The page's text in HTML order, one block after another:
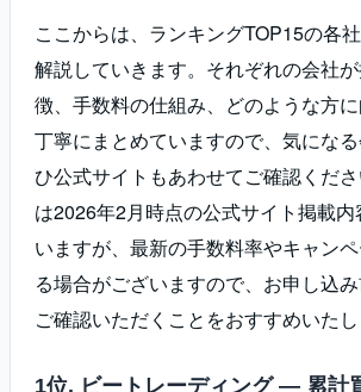
ここからは、ランキングTOP15の各
解説していきます。それぞれの会社
徴、手数料の仕組み、どのような方
丁寧にまとめていますので、気にな
ひ公式サイトもあわせてご確認くだ
は2026年2月時点の公式サイト掲載
いますが、最新の手数料率やキャン
る場合がございますので、お申し込
ご確認いただくことをおすすめいたし
1位. ビートレーディング ― 累計